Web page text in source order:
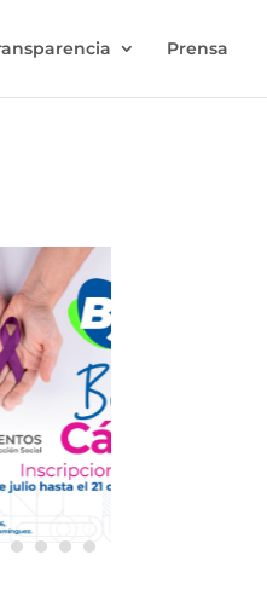
Prensa